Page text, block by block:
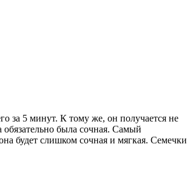
за 5 минут. К тому же, он получается не
была сочная. Самый
будет слишком сочная и мягкая. Семечки